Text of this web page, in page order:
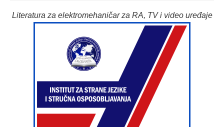
Literatura za elektromehaničar za RA, TV i video uređaje